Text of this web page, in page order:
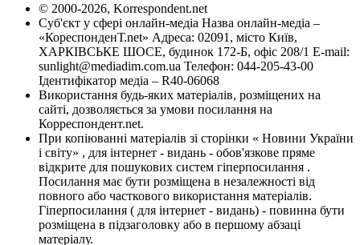
© 2000-2026, Korrespondent.net
Суб'єкт у сфері онлайн-медіа Назва онлайн-медіа –
«КореспонденТ.net» Адреса: 02091, місто Київ,
ХАРКІВСЬКЕ ШОСЕ, будинок 172-Б, офіс 208/1 E-mail:
sunlight@mediadim.com.ua Телефон: 044-205-43-00
Ідентифікатор медіа – R40-06068
Використання будь-яких матеріалів, розміщених на
сайті, дозволяється за умови посилання на
Корреспондент.net.
При копіюванні матеріалів зі сторінки « Новини України
і світу» , для інтернет - видань - обов'язкове пряме
відкрите для пошукових систем гіперпосилання .
Посилання має бути розміщена в незалежності від
повного або часткового використання матеріалів.
Гіперпосилання ( для інтернет - видань) - повинна бути
розміщена в підзаголовку або в першому абзаці
матеріалу.